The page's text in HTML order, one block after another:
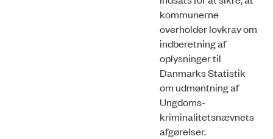
kommunerne
overholder lovkrav om
indberetning af
oplysninger til
Danmarks Statistik
om udmøntning af
Ungdoms­
kriminalitetsnævnets
afgørelser.